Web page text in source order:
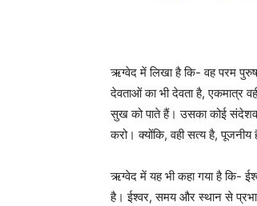
ऋग्वेद में लिखा है कि- वह परम
देवताओं का भी देवता है,
सुख को पाते हैं। उसका कोई
करो। क्योंकि, वही सत्य है,
ऋग्वेद में यह भी कहा गया है कि-
है। ईश्वर, समय और स्थान से